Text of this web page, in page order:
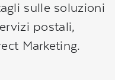
sulle soluzioni
postali,
Marketing.